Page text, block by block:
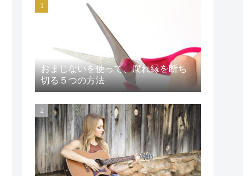
おまじないを使って、腐れ縁を断ち
切る５つの方法